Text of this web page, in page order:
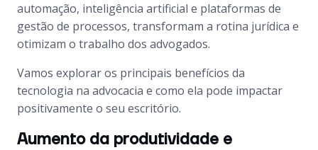
automação, inteligência artificial e plataformas de
gestão de processos, transformam a rotina jurídica e
otimizam o trabalho dos advogados.
Vamos explorar os principais benefícios da
tecnologia na advocacia e como ela pode impactar
positivamente o seu escritório.
Aumento da produtividade e